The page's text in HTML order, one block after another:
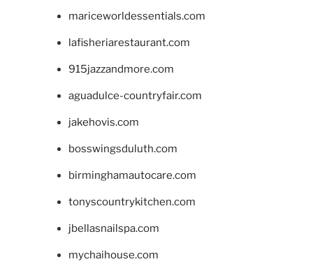
mariceworldessentials.com
lafisheriarestaurant.com
915jazzandmore.com
aguadulce-countryfair.com
jakehovis.com
bosswingsduluth.com
birminghamautocare.com
tonyscountrykitchen.com
jbellasnailspa.com
mychaihouse.com